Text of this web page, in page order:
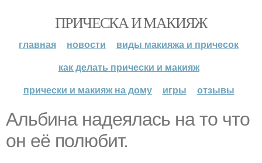
ПРИЧЕСКА И МАКИЯЖ
главная новости
виды макияжа и причесок
как делать прически и макияж
прически и макияж на дому
игры отзывы
Альбина надеялась на то что
он её полюбит.